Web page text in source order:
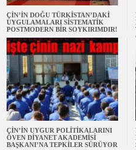
ÇİN’İN DOĞU TÜRKİSTAN’DAKİ
UYGULAMALARI SİSTEMATİK
POSTMODERN BİR SOYKIRIMDIR!
ÇİN’İN UYGUR POLİTİKALARINI
ÖVEN DİYANET AKADEMİSİ
BAŞKANI’NA TEPKİLER SÜRÜYOR